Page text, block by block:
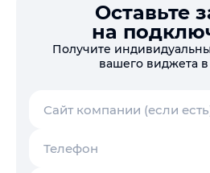
Оставьте
на
Получите
вашего виджета
Сайт компании (если
Телефон